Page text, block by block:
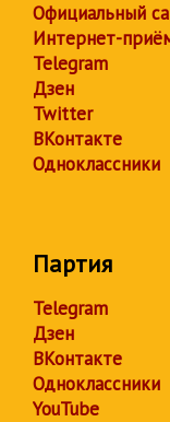
Официальный
Интернет-
Telegram
Дзен
Twitter
ВКонтакте
Одноклассники
Партия
Telegram
Дзен
ВКонтакте
Одноклассники
YouTube